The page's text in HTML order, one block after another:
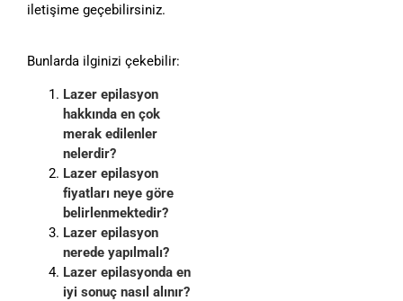
iletişime geçebilirsiniz.
Bunlarda ilginizi çekebilir:
Lazer epilasyon
hakkında en çok
merak edilenler
nelerdir?
Lazer epilasyon
fiyatları neye göre
belirlenmektedir?
Lazer epilasyon
nerede yapılmalı?
Lazer epilasyonda en
iyi sonuç nasıl alınır?